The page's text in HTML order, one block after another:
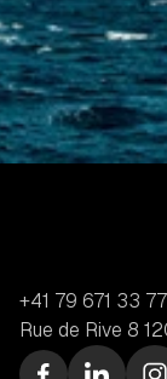
+41 79 671 33 77
Rue de Rive 8